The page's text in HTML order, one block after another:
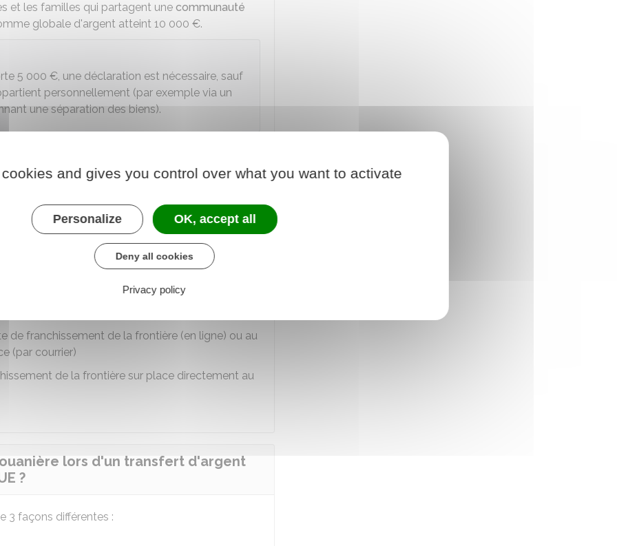
et les familles qui partagent une communauté
globale d'argent atteint 10 000 €.
5 000 €, une déclaration est nécessaire, sauf
personnellement (par exemple via un
une séparation des biens).
une sommeinférieure à10 000 €si elle
de l'argent est d'origine criminelle.
lors d'un transfert d'argent ou
de franchissement de la frontière (en ligne) ou au
(par courrier)
de la frontière sur place directement au
lors d'un transfert d'argent
?
3 façons différentes :
and gives you control over what you want to activate
Personalize OK, accept all
Deny all cookies
Privacy policy